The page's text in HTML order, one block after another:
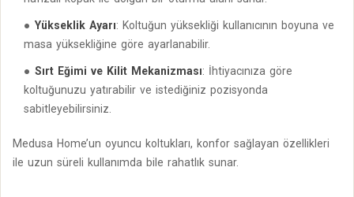
Yükseklik Ayarı: Koltuğun yüksekliği kullanıcının boyuna ve
masa yüksekliğine göre ayarlanabilir.
Sırt Eğimi ve Kilit Mekanizması: İhtiyacınıza göre
koltuğunuzu yatırabilir ve istediğiniz pozisyonda
sabitleyebilirsiniz.
Medusa Home’un oyuncu koltukları, konfor sağlayan özellikleri
ile uzun süreli kullanımda bile rahatlık sunar.